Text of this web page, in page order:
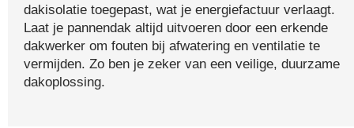
dakisolatie toegepast, wat je energiefactuur verlaagt.
Laat je pannendak altijd uitvoeren door een erkende
dakwerker om fouten bij afwatering en ventilatie te
vermijden. Zo ben je zeker van een veilige, duurzame
dakoplossing.